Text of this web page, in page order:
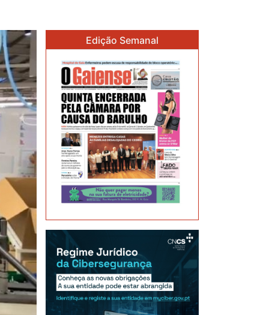
Edição Semanal